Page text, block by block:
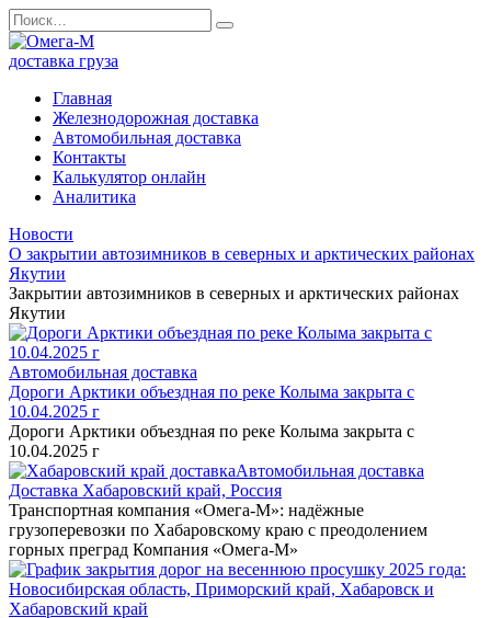
Перейти
к
содержанию
Search
for:
Главная
Железнодорожная доставка
Автомобильная доставка
Контакты
Калькулятор онлайн
Аналитика
Новости
О закрытии автозимников в северных и арктических районах
Якутии
Закрытии автозимников в северных и арктических районах
Якутии
Автомобильная доставка
Дороги Арктики объездная по реке Колыма закрыта с
10.04.2025 г
Дороги Арктики объездная по реке Колыма закрыта с
10.04.2025 г
Автомобильная доставка
Доставка Хабаровский край, Россия
Транспортная компания «Омега-М»: надёжные
грузоперевозки по Хабаровскому краю с преодолением
горных преград Компания «Омега-М»